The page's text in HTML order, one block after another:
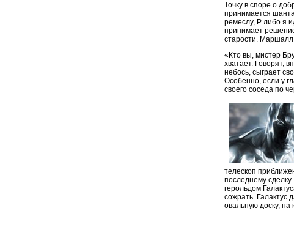
Точку в споре о
принимается
ремеслу, P либо я
принимает
старости.
«Кто вы, мистер
хватает. Говорят,
небось, сыграет
Особенно, если у
своего соседа по
телескоп
последнему
герольдом
сожрать. Галактус
овальную доску,